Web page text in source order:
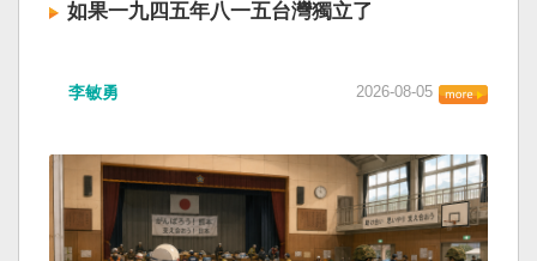
量，確保印太區域的和平穩定；台灣也將善用
韌性，讓彼此的國家更安全更繁榮。 最後，賴清
斷，台灣有堅定的意志，確保民主燈塔永明，自
由基石永固。
企業帳款拖欠問題」，更暴露企業之間拖欠已經
到「兜牢基層『三保』底線」和「抓好『一老一
精氣神，不斷創造高質量發展新業績」。不懂什
麼是「精氣神」，還以為是假文件，是新時代習
近平思想嗎？ 最後一句是「會議還研究了其他事
項。」這是每次外媒最感興趣的問題，那就是人
如果一九四五年八一五台灣獨立了
的歷史就不會有中國國民黨，也不會捲入迄今仍
人民共和國接續了，中國是中國，台灣是台灣。
兩岸已有正常外交，中國也可致力提升國民福
祉。 如果一九四五年八一五台灣獨立了，就像二
戰後許多殖民地選擇獨立，成為杭廷頓第二波民
李敏勇 2026-08-05